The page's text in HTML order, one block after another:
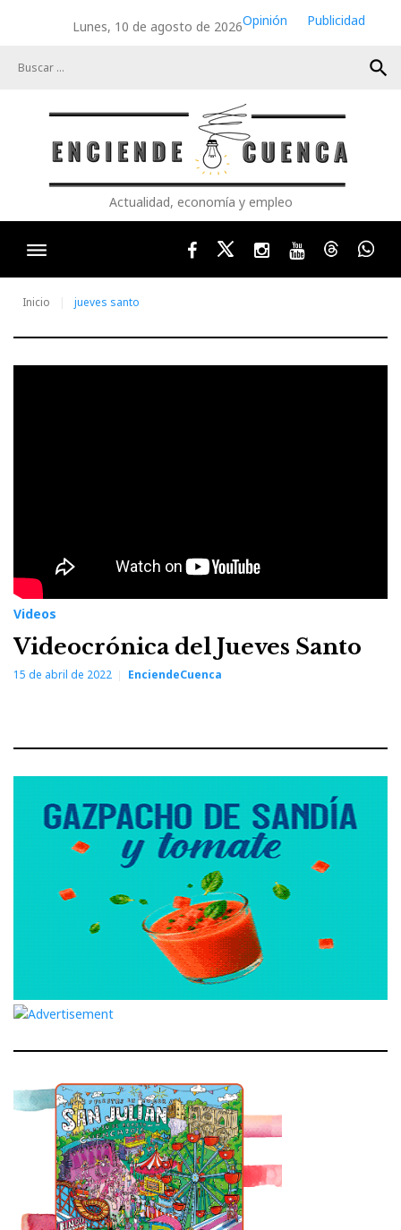
Lunes, 10 de agosto de 2026Opinión
Publicidad
search
Actualidad, economía y empleo
FacebookTwitterInstagram
YoutubeThreads
Inicio jueves santo
Videos
Videocrónica del Jueves Santo
15 de abril de 2022 EnciendeCuenca